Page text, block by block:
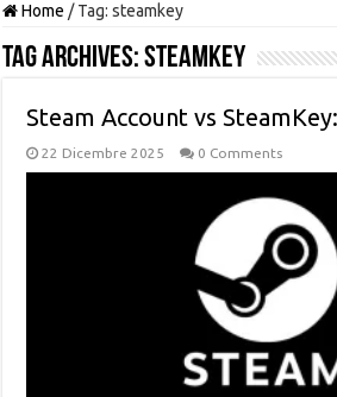
Home / Tag:steamkey
Tag Archives:steamkey
Steam Account vs
22 Dicembre 2025 0 Comments